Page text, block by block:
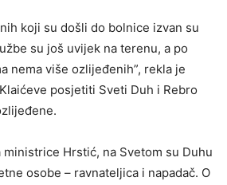
koji su došli do bolnice izvan su
su još uvijek na terenu, a po
nema više ozlijeđenih”, rekla je
posjetiti Sveti Duh i Rebro
ministrice Hrstić, na Svetom su Duhu
osobe – ravnateljica i napadač. O